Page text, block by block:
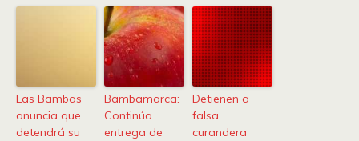
Las Bambas
anuncia que
detendrá su
Bambamarca:
Continúa
entrega de
Detienen a
falsa
curandera